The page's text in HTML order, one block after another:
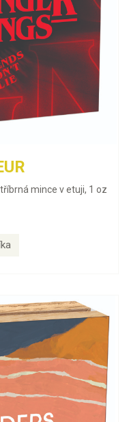
mince v etuji, 1 oz